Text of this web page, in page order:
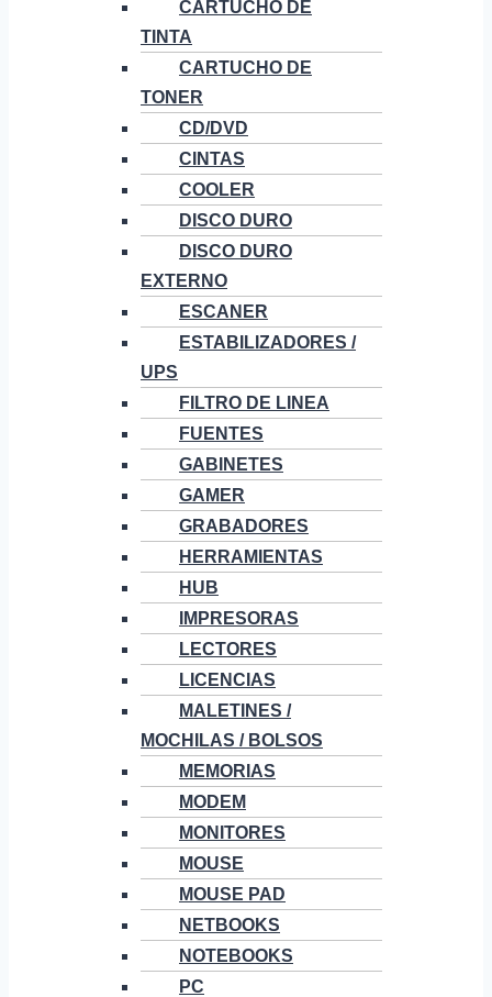
CARTUCHO DE
TINTA
CARTUCHO DE
TONER
CD/DVD
CINTAS
COOLER
DISCO DURO
DISCO DURO
EXTERNO
ESCANER
ESTABILIZADORES /
UPS
FILTRO DE LINEA
FUENTES
GABINETES
GAMER
GRABADORES
HERRAMIENTAS
HUB
IMPRESORAS
LECTORES
LICENCIAS
MALETINES /
MOCHILAS / BOLSOS
MEMORIAS
MODEM
MONITORES
MOUSE
MOUSE PAD
NETBOOKS
NOTEBOOKS
PC